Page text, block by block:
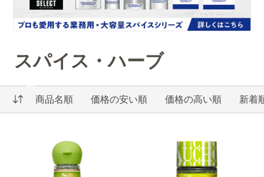
スパイス・ハーブ
商品名順 価格の安い順 価格の高い順 新着